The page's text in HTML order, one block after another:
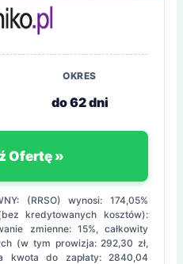
OKRES
do 62 dni
Ofertę »
(RRSO) wynosi: 174,05%
kredytowanych kosztów):
zmienne: 15%, całkowity
(w tym prowizja: 292,30 zł,
kwota do zapłaty: 2840,04